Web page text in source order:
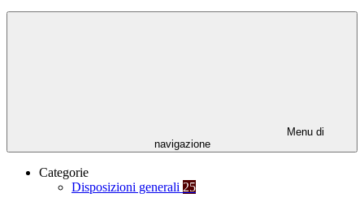
Menu di
navigazione
Categorie
Disposizioni generali 25